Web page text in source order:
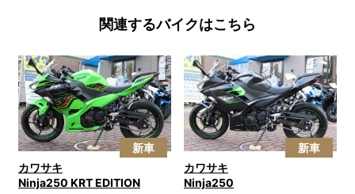
関連するバイクはこちら
新車
カワサキ
Ninja250 KRT EDITION
新車
カワサキ
Ninja250